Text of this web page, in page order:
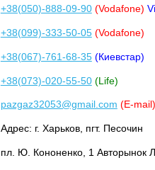
+38(050)-888-09-90(Vodafone)
+38(099)-333-50-05(Vodafone)
+38(067)-761-68-35(Киевстар)
+38(073)-020-55-50(Life)
pazgaz32053@gmail.com (E-mail)
Адрес: г. Харьков, пгт. Песочин
пл. Ю. Кононенко, 1 Авторынок